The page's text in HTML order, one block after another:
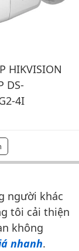
HIKVISION
DS-
4I
người khác
tôi cải thiện
không
nhanh.